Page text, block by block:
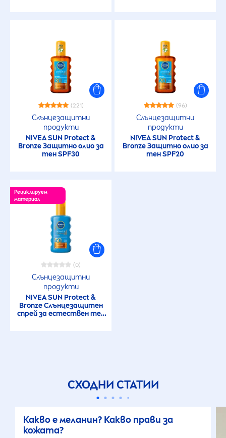
(221)
Слънцезащитни
продукти
NIVEASUN Protect&
BronzeЗащитно олио за
тен SPF30
(96)
Слънцезащитни
продукти
NIVEASUN Protect&
BronzeЗащитно олио за
тен SPF20
Рециклируем
материал
(0)
Слънцезащитни
продукти
NIVEASUN Protect&
BronzeСлънцезащитен
спрей за естествен тен
СХОДНИ СТАТИИ
Какво е меланин? Какво прави за
кожата?